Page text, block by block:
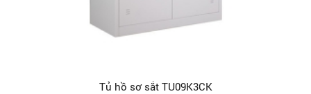
Tủ hồ sơ sắt TU09K3CK